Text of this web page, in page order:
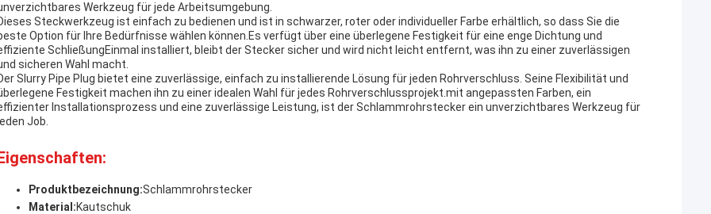
Werkzeug für jede Arbeitsumgebung.
Steckwerkzeug ist einfach zu bedienen und ist in schwarzer, roter oder individueller Farbe erhältlich, so dass Sie die
Option für Ihre Bedürfnisse wählen können.Es verfügt über eine überlegene Festigkeit für eine enge Dichtung und
SchließungEinmal installiert, bleibt der Stecker sicher und wird nicht leicht entfernt, was ihn zu einer zuverlässigen
sicheren Wahl macht.
Slurry Pipe Plug bietet eine zuverlässige, einfach zu installierende Lösung für jeden Rohrverschluss. Seine Flexibilität und
Festigkeit machen ihn zu einer idealen Wahl für jedes Rohrverschlussprojekt.mit angepassten Farben, ein
Installationsprozess und eine zuverlässige Leistung, ist der Schlammrohrstecker ein unverzichtbares Werkzeug für
Job.
Produktbezeichnung:Schlammrohrstecker
Material:Kautschuk